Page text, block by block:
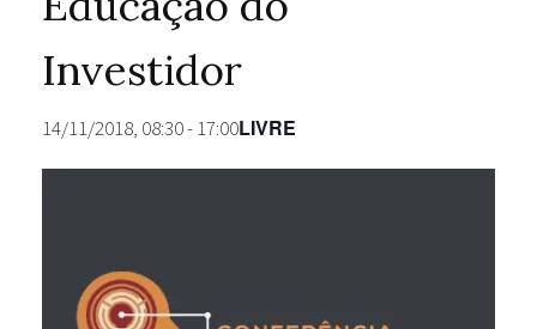
Investidor
14/11/2018, 08:30-17:00LIVRE